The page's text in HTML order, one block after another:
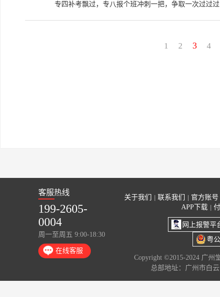
专四补考飘过，专八报个班冲刺一把，争取一次过过过
1 2 3 4
客服热线
199-2605-
0004
周一至周五 9:00-18:30
在线客服
关于我们 联系我们
官方账号
APP下载
网上报警平
粤
Copyright ©2015-2024 广州
总部地址：广州市白